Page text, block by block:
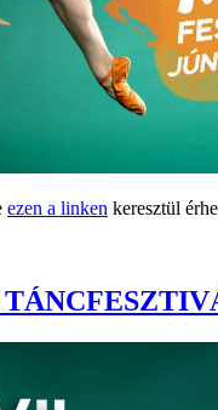
ezen a linken keresztül